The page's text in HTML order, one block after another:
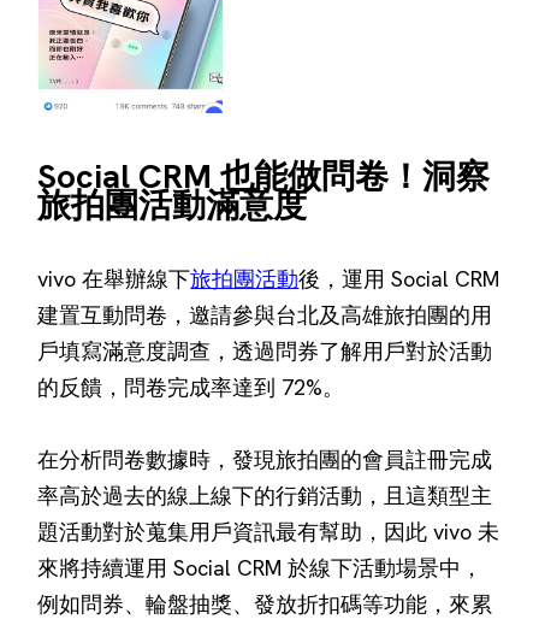
Social CRM 也能做問卷！洞察
旅拍團活動滿意度
vivo 在舉辦線下旅拍團活動後，運用 Social CRM
建置互動問卷，邀請參與台北及高雄旅拍團的用
戶填寫滿意度調查，透過問券了解用戶對於活動
的反饋，問卷完成率達到 72%。
在分析問卷數據時，發現旅拍團的會員註冊完成
率高於過去的線上線下的行銷活動，且這類型主
題活動對於蒐集用戶資訊最有幫助，因此 vivo 未
來將持續運用 Social CRM 於線下活動場景中，
例如問券、輪盤抽獎、發放折扣碼等功能，來累